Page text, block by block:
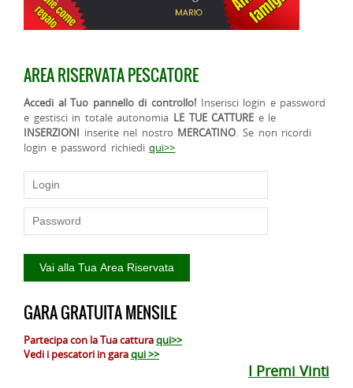
AREA RISERVATA PESCATORE
Accedi al Tuo pannello di controllo! Inserisci login e password
e gestisci in totale autonomia LE TUE CATTURE e le
INSERZIONI inserite nel nostro MERCATINO. Se non ricordi
login e password richiediqui>>
GARA GRATUITA MENSILE
Partecipa con la Tua catturaqui>>
Vedi i pescatori in garaqui >>
I Premi Vinti